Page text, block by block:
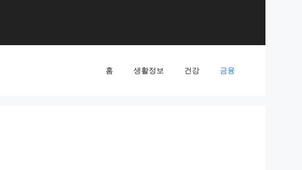
홈 생활정보 건강 금융